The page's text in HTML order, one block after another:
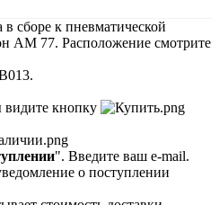
сборе к пневматической
АМ 77. Расположение смотрите
видите кнопку
". Введите ваш e-mail.
о поступлении